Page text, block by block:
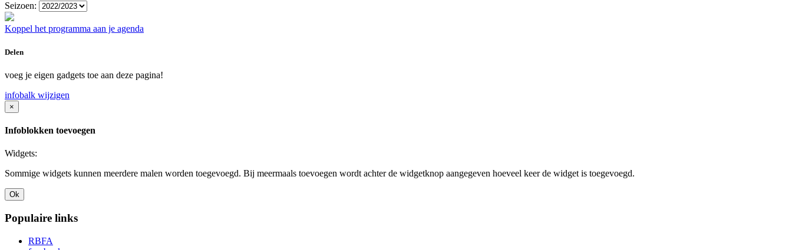
Seizoen:
Koppel het programma aan je agenda
Delen
voeg je eigen gadgets toe aan deze pagina!
infobalk wijzigen
×
Infoblokken toevoegen
Widgets:
Sommige widgets kunnen meerdere malen worden toegevoegd. Bij meermaals toevoegen wordt achter de widgetknop aangegeven hoeveel keer de widget is toegevoegd.
Ok
Populaire links
RBFA